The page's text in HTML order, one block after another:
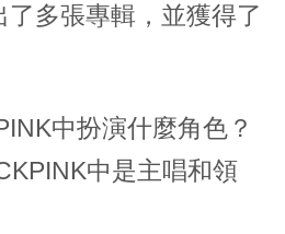
多張專輯，並獲得了
中扮演什麼角色？
中是主唱和領